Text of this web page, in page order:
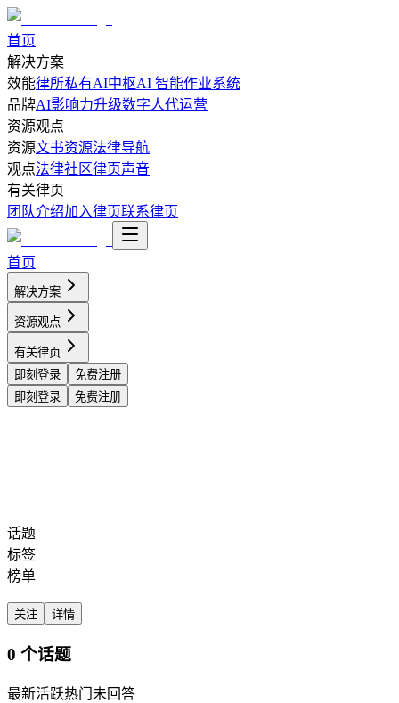
首页
解决方案
效能律所私有AI中枢AI 智能作业系统
品牌AI影响力升级数字人代运营
资源观点
资源文书资源法律导航
观点法律社区律页声音
有关律页
团队介绍加入律页联系律页
首页
解决方案
资源观点
有关律页
即刻登录
免费注册
即刻登录
免费注册
搜索
话题
标签
榜单
关注 详情
0 个话题
最新活跃热门 未回答